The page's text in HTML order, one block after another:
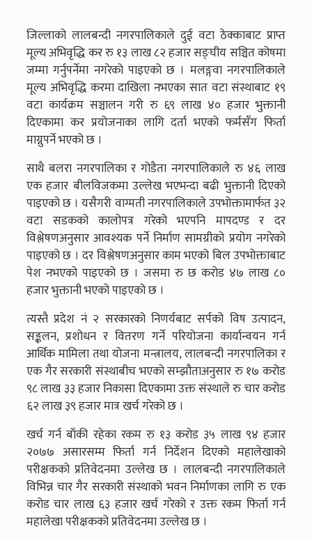
जिल्लाको लालबन्दी नगरपालिकाले दुई वटा ठेक्काबाट प्राप्त
मूल्य अभिवृद्धि कर रु १३ लाख ८२ हजार सङ्घीय सञ्चित कोषमा
जम्मा गर्नुपर्नेमा नगरेको पाइएको छ । मलङ्गवा नगरपालिकाले
मूल्य अभिवृद्धि करमा दाखिला नभएका सात वटा संस्थाबाट १९
वटा कार्यक्रम सञ्चालन गरी रु ६९ लाख ४० हजार भुक्तानी
दिएकामा कर प्रयोजनाका लागि दर्ता भएको फर्मसँग फिर्ता
माग्नुपर्ने भएको छ ।
साथै बलरा नगरपालिका र गोडैता नगरपालिकाले रु ४६ लाख
एक हजार बीलविजकमा उल्लेख भएभन्दा बढी भुक्तानी दिएको
पाइएको छ । यसैगरी वाग्मती नगरपालिकाले उपभोक्तामार्फत ३२
वटा सडकको कालोपत्र गरेको भएपनि मापदण्ड र दर
विश्लेषणअनुसार आवश्यक पर्ने निर्माण सामग्रीको प्रयोग नगरेको
पाइएको छ । दर विश्लेषणअनुसार काम भएको बिल उपभोक्ताबाट
पेश नभएको पाइएको छ । जसमा रु छ करोड ४७ लाख ८०
हजार भुक्तानी भएको पाइएको छ ।
त्यस्तै प्रदेश नं २ सरकारको निणर्यबाट सर्पको विष उत्पादन,
सङ्कलन, प्रशोधन र वितरण गर्ने परियोजना कार्यान्वयन गर्न
आर्थिक मामिला तथा योजना मन्त्रालय, लालबन्दी नगरपालिका र
एक गैर सरकारी संस्थाबीच भएको सम्झौताअनुसार रु १७ करोड
९८ लाख ३३ हजार निकासा दिएकामा उक्त संस्थाले रु चार करोड
६२ लाख ३९ हजार मात्र खर्च गरेको छ ।
खर्च गर्न बाँकी रहेका रकम रु १३ करोड ३५ लाख ९४ हजार
२०७७ असारसम्म फिर्ता गर्न निर्देशन दिएको महालेखाको
परीक्षकको प्रतिवेदनमा उल्लेख छ । लालबन्दी नगरपालिकाले
विभिन्न चार गैर सरकारी संस्थाको भवन निर्माणका लागि रु एक
करोड चार लाख ६३ हजार खर्च गरेको र उक्त रकम फिर्ता गर्न
महालेखा परीक्षकको प्रतिवेदनमा उल्लेख छ ।